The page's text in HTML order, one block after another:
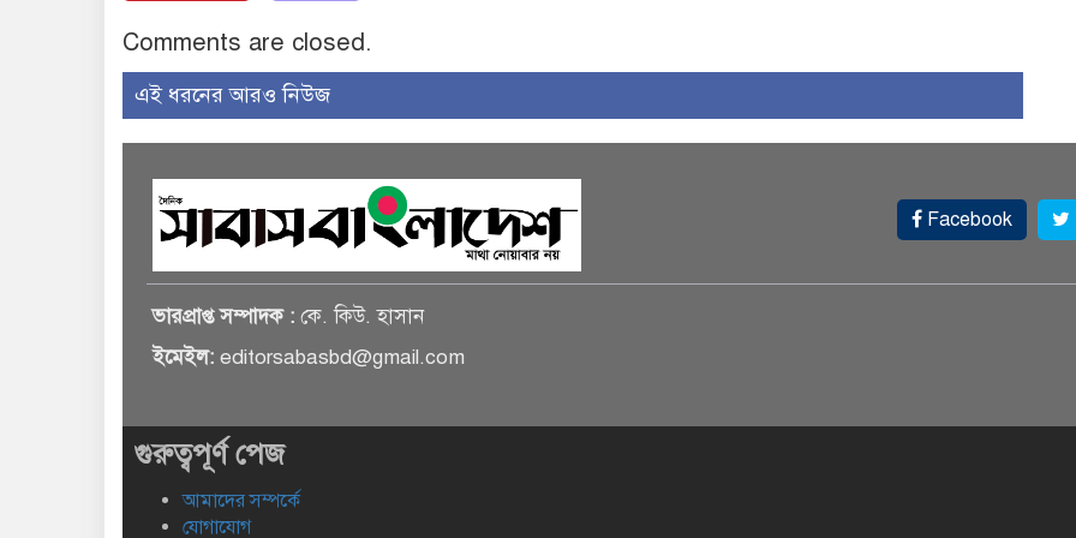
Comments are closed.
এই ধরনের আরও নিউজ
Facebook
ভারপ্রাপ্ত সম্পাদক : কে. কিউ. হাসান
ইমেইল: editorsabasbd@gmail.com
গুরুত্বপূর্ণ পেজ
আমাদের সম্পর্কে
যোগাযোগ